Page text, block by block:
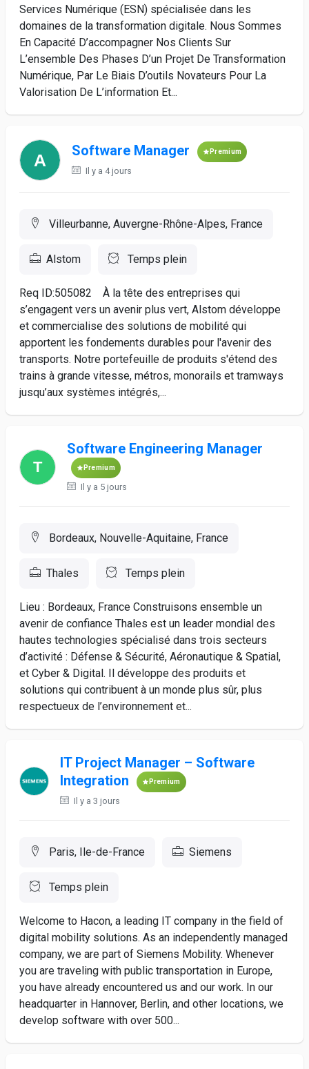
Services Numérique (ESN) spécialisée dans les
domaines de la transformation digitale. Nous Sommes
En Capacité D’accompagner Nos Clients Sur
L’ensemble Des Phases D’un Projet De Transformation
Numérique, Par Le Biais D’outils Novateurs Pour La
Valorisation De L’information Et...
Software Manager Premium
Il y a 4 jours
Villeurbanne, Auvergne-Rhône-Alpes, France
Alstom Temps plein
Req ID:505082 À la tête des entreprises qui
s’engagent vers un avenir plus vert, Alstom développe
et commercialise des solutions de mobilité qui
apportent les fondements durables pour l'avenir des
transports. Notre portefeuille de produits s'étend des
trains à grande vitesse, métros, monorails et tramways
jusqu’aux systèmes intégrés,...
Software Engineering Manager
Premium
Il y a 5 jours
Bordeaux, Nouvelle-Aquitaine, France
Thales Temps plein
Lieu : Bordeaux, France Construisons ensemble un
avenir de confiance Thales est un leader mondial des
hautes technologies spécialisé dans trois secteurs
d’activité : Défense & Sécurité, Aéronautique & Spatial,
et Cyber & Digital. Il développe des produits et
solutions qui contribuent à un monde plus sûr, plus
respectueux de l’environnement et...
IT Project Manager – Software
Integration
Premium
Il y a 3 jours
Paris, Ile-de-France Siemens
Temps plein
Welcome to Hacon, a leading IT company in the field of
digital mobility solutions. As an independently managed
company, we are part of Siemens Mobility. Whenever
you are traveling with public transportation in Europe,
you have already encountered us and our work. In our
headquarter in Hannover, Berlin, and other locations, we
develop software with over 500...